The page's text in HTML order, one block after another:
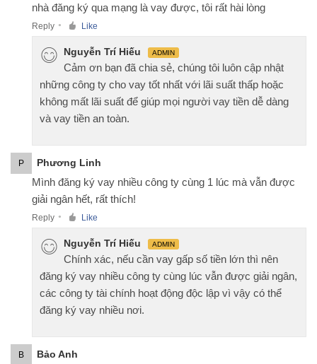
nhà đăng ký qua mạng là vay được, tôi rất hài lòng
Reply ● Like
Nguyễn Trí Hiếu ADMIN
Cảm ơn bạn đã chia sẻ, chúng tôi luôn cập nhật
những công ty cho vay tốt nhất với lãi suất thấp hoặc
không mất lãi suất để giúp mọi người vay tiền dễ dàng
và vay tiền an toàn.
P Phương Linh
Mình đăng ký vay nhiều công ty cùng 1 lúc mà vẫn được
giải ngân hết, rất thích!
Reply ● Like
Nguyễn Trí Hiếu ADMIN
Chính xác, nếu cần vay gấp số tiền lớn thì nên
đăng ký vay nhiều công ty cùng lúc vẫn được giải ngân,
các công ty tài chính hoạt động độc lập vì vậy có thể
đăng ký vay nhiều nơi.
B Bảo Anh